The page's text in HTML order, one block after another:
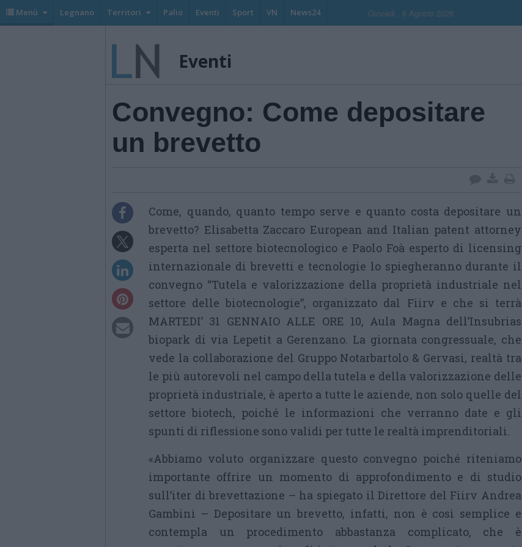
Menù Legnano Territori Palio Eventi Sport VN News24 Giovedi , 6 Agosto 2026
Eventi
Convegno: Come depositare
un brevetto
Come, quando, quanto tempo serve e quanto costa depositare un
brevetto? Elisabetta Zaccaro European and Italian patent attorney
esperta nel settore biotecnologico e Paolo Foà esperto di licensing
internazionale di brevetti e tecnologie lo spiegheranno durante il
convegno “Tutela e valorizzazione della proprietà industriale nel
settore delle biotecnologie”, organizzato dal Fiirv e che si terrà
MARTEDI’ 31 GENNAIO ALLE ORE 10, Aula Magna dell’Insubrias
biopark di via Lepetit a Gerenzano. La giornata congressuale, che
vede la collaborazione del Gruppo Notarbartolo & Gervasi, realtà tra
le più autorevoli nel campo della tutela e della valorizzazione delle
proprietà industriale, è aperto a tutte le aziende, non solo quelle del
settore biotech, poiché le informazioni che verranno date e gli
spunti di riflessione sono validi per tutte le realtà imprenditoriali.
«Abbiamo voluto organizzare questo convegno poiché riteniamo
importante offrire un momento di approfondimento e di studio
sull’iter di brevettazione – ha spiegato il Direttore del Fiirv Andrea
Gambini – Depositare un brevetto, infatti, non è così semplice e
contempla un procedimento abbastanza complicato, che è